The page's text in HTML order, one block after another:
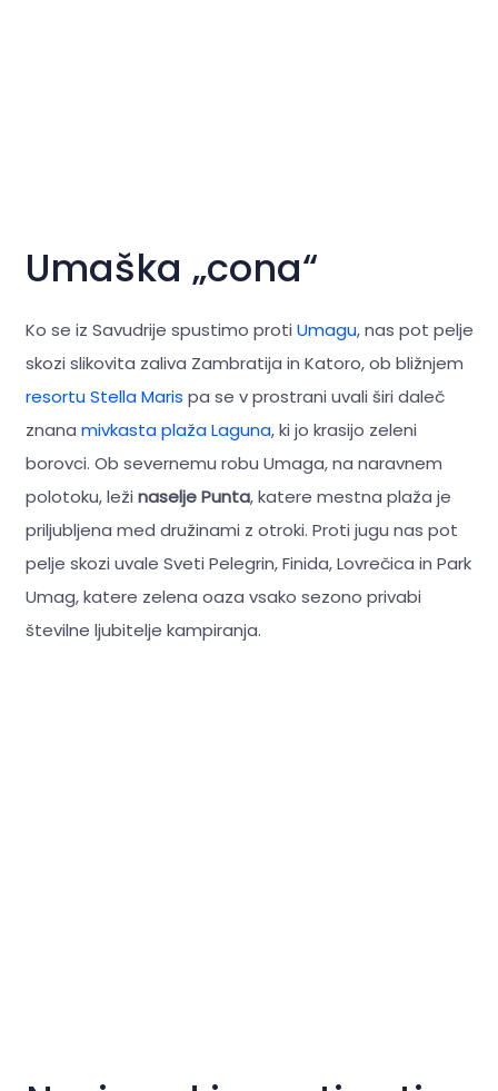
Umaška „cona“
Ko se iz Savudrije spustimo proti Umagu, nas pot pelje
skozi slikovita zaliva Zambratija in Katoro, ob bližnjem
resortu Stella Maris pa se v prostrani uvali širi daleč
znana mivkasta plaža Laguna, ki jo krasijo zeleni
borovci. Ob severnemu robu Umaga, na naravnem
polotoku, leži naselje Punta, katere mestna plaža je
priljubljena med družinami z otroki. Proti jugu nas pot
pelje skozi uvale Sveti Pelegrin, Finida, Lovrečica in Park
Umag, katere zelena oaza vsako sezono privabi
številne ljubitelje kampiranja.